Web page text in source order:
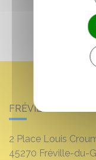
FRÉVILLE-DU-
2 Place Louis
45270 Fréville-du-